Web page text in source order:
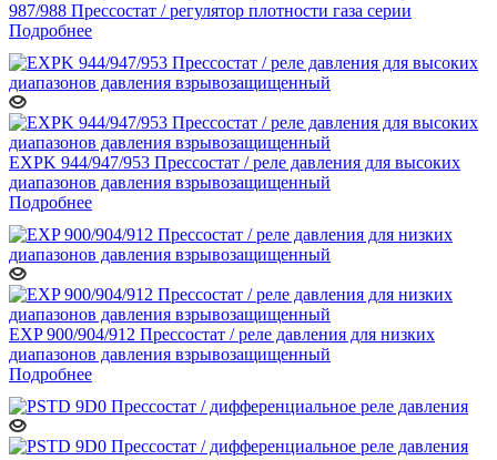
987/988 Прессостат / регулятор плотности газа серии
Подробнее
EXPK 944/947/953 Прессостат / реле давления для высоких
диапазонов давления взрывозащищенный
Подробнее
EXP 900/904/912 Прессостат / реле давления для низких
диапазонов давления взрывозащищенный
Подробнее